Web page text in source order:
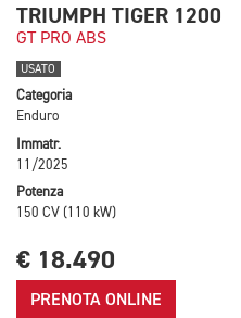
TRIUMPH TIGER 1200
GT PRO ABS
USATO
Categoria
Enduro
Immatr.
11/2025
Potenza
150 CV (110 kW)
€ 18.490
PRENOTA ONLINE